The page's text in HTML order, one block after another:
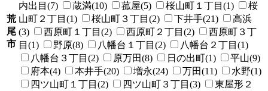
荒
尾
市
内出目(7)
蔵満(10) 菰屋(5) 桜山町１丁目(1)
桜
山町２丁目(1)
桜山町３丁目(2) 下井手(21)
高浜
(3)
西原町１丁目(2) 西原町２丁目(2)
西原町３丁
目(1)
野原(8) 八幡台１丁目(2)
八幡台２丁目(1)
八幡台３丁目(2)
原万田(8) 日の出町(1)
平山(9)
府本(4)
本井手(20) 増永(24) 万田(11)
水野(1)
四ツ山町１丁目(2)
四ツ山町３丁目(3)
東屋形２